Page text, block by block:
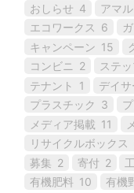
おしらせ 4 アマ
エコワークス
6
キャンペーン 15
コンビニ
2 ステ
テナント
1 デイサ
プラスチック 3
メディア掲載 11
リサイクルボックス
募集 2 寄付 2
有機肥料 10 有機